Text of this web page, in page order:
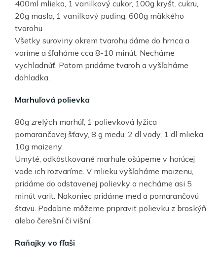
400ml mlieka, 1 vanilkový cukor, 100g kryšt. cukru,
20g masla, 1 vanilkový puding, 600g mäkkého
tvarohu
Všetky suroviny okrem tvarohu dáme do hrnca a
varíme a šľaháme cca 8-10 minút. Necháme
vychladnúť. Potom pridáme tvaroh a vyšľaháme
dohladka.
Marhuľová polievka
80g zrelých marhúľ, 1 polievková lyžica
pomarančovej šťavy, 8 g medu, 2 dl vody, 1 dl mlieka,
10g maizeny
Umyté, odkôstkované marhule ošúpeme v horúcej
vode ich rozvaríme. V mlieku vyšľaháme maizenu,
pridáme do odstavenej polievky a necháme asi 5
minút variť. Nakoniec pridáme med a pomarančovú
šťavu. Podobne môžeme pripraviť polievku z broskýň
alebo čerešní či višní.
Raňajky vo fľaši